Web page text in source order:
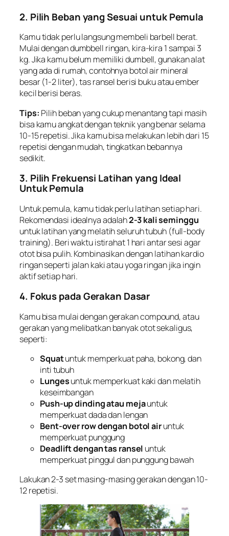
2. Pilih Beban yang Sesuai untuk Pemula
Kamu tidak perlu langsung membeli barbell berat.
Mulai dengan dumbbell ringan, kira-kira 1 sampai 3
kg. Jika kamu belum memiliki dumbell, gunakan alat
yang ada di rumah, contohnya botol air mineral
besar (1-2 liter), tas ransel berisi buku atau ember
kecil berisi beras.
Tips: Pilih beban yang cukup menantang tapi masih
bisa kamu angkat dengan teknik yang benar selama
10-15 repetisi. Jika kamu bisa melakukan lebih dari 15
repetisi dengan mudah, tingkatkan bebannya
sedikit.
3. Pilih Frekuensi Latihan yang Ideal
Untuk Pemula
Untuk pemula, kamu tidak perlu latihan setiap hari.
Rekomendasi idealnya adalah2-3 kali seminggu
untuk latihan yang melatih seluruh tubuh (full-body
training). Beri waktu istirahat 1 hari antar sesi agar
otot bisa pulih. Kombinasikan dengan latihan kardio
ringan seperti jalan kaki atau yoga ringan jika ingin
aktif setiap hari.
4. Fokus pada Gerakan Dasar
Kamu bisa mulai dengan gerakancompound, atau
gerakan yang melibatkan banyak otot sekaligus,
seperti:
Squatuntuk memperkuat paha, bokong, dan
inti tubuh
Lungesuntuk memperkuat kaki dan melatih
keseimbangan
Push-up dinding atau mejauntuk
memperkuat dada dan lengan
Bent-over row dengan botol airuntuk
memperkuat punggung
Deadlift dengan tas ransel untuk
memperkuat pinggul dan punggung bawah
Lakukan 2-3 set masing-masing gerakan dengan 10-
12 repetisi.